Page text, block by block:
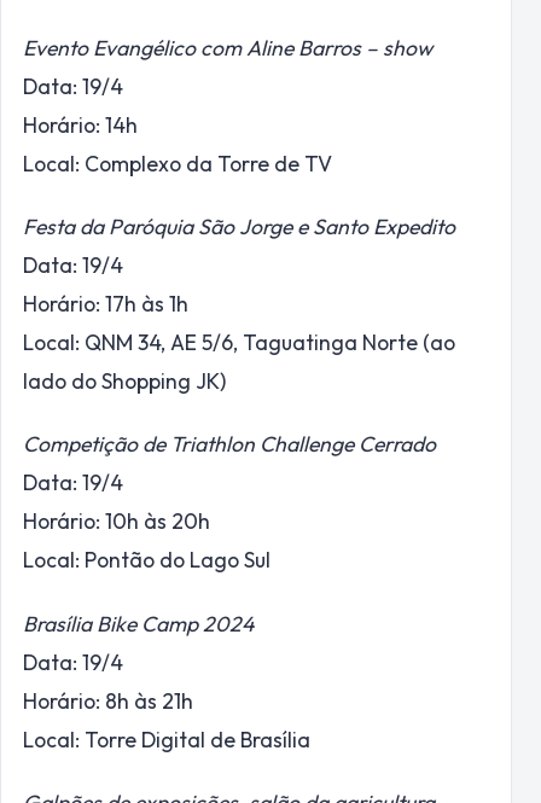
Evento Evangélico com Aline Barros – show
Data: 19/4
Horário: 14h
Local: Complexo da Torre de TV
Festa da Paróquia São Jorge e Santo Expedito
Data: 19/4
Horário: 17h às 1h
Local: QNM 34, AE 5/6, Taguatinga Norte (ao
lado do Shopping JK)
Competição de Triathlon Challenge Cerrado
Data: 19/4
Horário: 10h às 20h
Local: Pontão do Lago Sul
Brasília Bike Camp 2024
Data: 19/4
Horário: 8h às 21h
Local: Torre Digital de Brasília